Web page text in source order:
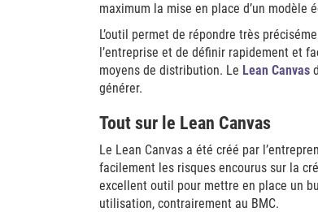
maximum la mise en place d’un modèle
L’outil permet de répondre très
l’entreprise et de définir rapidement et
moyens de distribution. Le Lean Canvas
générer.
Tout sur le Lean Canvas
Le Lean Canvas a été créé par
facilement les risques encourus sur la
excellent outil pour mettre en place un
utilisation, contrairement au BMC.